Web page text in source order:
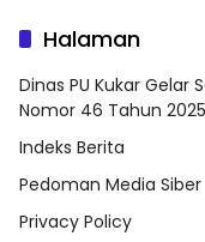
Halaman
Dinas PU Kukar Gelar
Nomor 46 Tahun 2025
Indeks Berita
Pedoman Media Siber
Privacy Policy